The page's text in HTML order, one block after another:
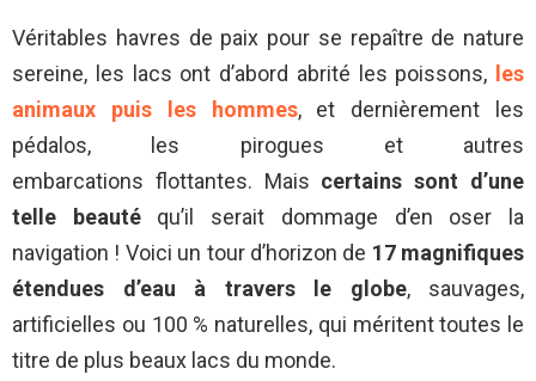
Véritables havres de paix pour se repaître de nature
sereine, les lacs ont d’abord abrité les poissons,
les
animaux puis les hommes, et dernièrement les
pédalos, les pirogues et autres
embarcations flottantes. Mais certains sont d’une
telle beautéqu’il serait dommage d’en oser la
navigation ! Voici un tour d’horizon de 17 magnifiques
étendues d’eau à travers le globe, sauvages,
artificielles ou 100 % naturelles, qui méritent toutes le
titre de plus beaux lacs du monde.